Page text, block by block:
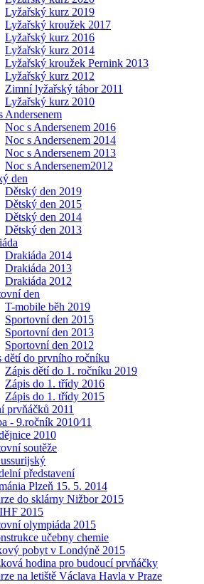
Lyžařský kurz 2019
Lyžařský kroužek 2017
Lyžařský kurz 2016
Lyžařský kurz 2014
Lyžařský kroužek Pernink 2013
Lyžařský kurz 2012
Zimní lyžařský tábor 2011
Lyžařský kurz 2010
Andersenem
Noc s Andersenem 2016
Noc s Andersenem 2014
Noc s Andersenem 2013
Noc s Andersenem2012
den
Dětský den 2019
Dětský den 2015
Dětský den 2014
Dětský den 2013
Drakiáda 2014
Drakiáda 2013
Drakiáda 2012
den
T-mobile běh 2019
Sportovní den 2015
Sportovní den 2013
Sportovní den 2012
dětí do prvního ročníku
Zápis dětí do 1. ročníku 2019
Zápis do 1. třídy 2016
Zápis do 1. třídy 2015
prvňáčků 2011
- 9.ročník 2010⁄11
2010
soutěže
představení
Plzeň 15. 5. 2014
do sklárny Nižbor 2015
2015
olympiáda 2015
učebny chemie
pobyt v Londýně 2015
hodina pro budoucí prvňáčky
na letiště Václava Havla v Praze